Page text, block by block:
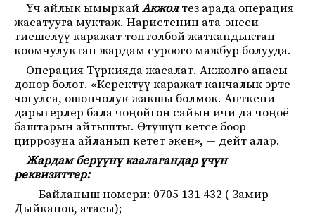
Үч айлык ымыркайАкжолтез арада операция
жасатууга муктаж. Наристенин ата-энеси
тиешелүү каражат топтолбой жаткандыктан
коомчулуктан жардам суроого мажбур болууда.
Операция Түркияда жасалат. Акжолго апасы
донор болот. «Керектүү каражат канчалык эрте
чогулса, ошончолук жакшы болмок. Анткени
дарыгерлер бала чоңойгон сайын ичи да чоңоё
баштарын айтышты. Өтүшүп кетсе боор
циррозуна айланып кетет экен», — дейт алар.
Жардам берүүнү каалагандар үчүн
реквизиттер:
— Байланыш номери: 0705 131 432 ( Замир
Дыйканов, атасы);